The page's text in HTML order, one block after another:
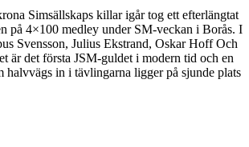
Simsällskaps killar igår tog ett efterlängtat
på 4×100 medley under SM-veckan i Borås. I
Svensson, Julius Ekstrand, Oskar Hoff Och
är det första JSM-guldet i modern tid och en
halvvägs in i tävlingarna ligger på sjunde plats